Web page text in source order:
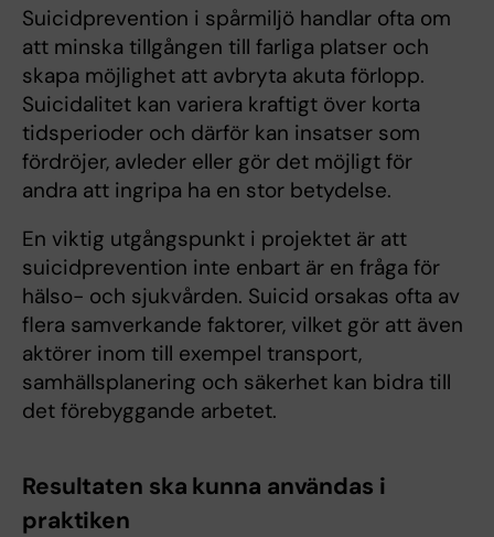
Suicidprevention i spårmiljö handlar ofta om
att minska tillgången till farliga platser och
skapa möjlighet att avbryta akuta förlopp.
Suicidalitet kan variera kraftigt över korta
tidsperioder och därför kan insatser som
fördröjer, avleder eller gör det möjligt för
andra att ingripa ha en stor betydelse.
En viktig utgångspunkt i projektet är att
suicidprevention inte enbart är en fråga för
hälso- och sjukvården. Suicid orsakas ofta av
flera samverkande faktorer, vilket gör att även
aktörer inom till exempel transport,
samhällsplanering och säkerhet kan bidra till
det förebyggande arbetet.
Resultaten ska kunna användas i
praktiken